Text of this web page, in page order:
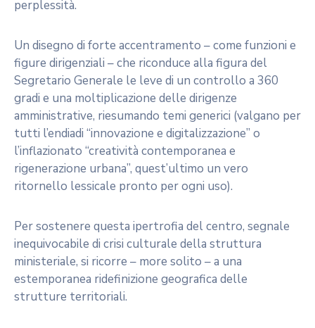
perplessità.
Un disegno di forte accentramento – come funzioni e
figure dirigenziali – che riconduce alla figura del
Segretario Generale le leve di un controllo a 360
gradi e una moltiplicazione delle dirigenze
amministrative, riesumando temi generici (valgano per
tutti l’endiadi “innovazione e digitalizzazione” o
l’inflazionato “creatività contemporanea e
rigenerazione urbana”, quest’ultimo un vero
ritornello lessicale pronto per ogni uso).
Per sostenere questa ipertrofia del centro, segnale
inequivocabile di crisi culturale della struttura
ministeriale, si ricorre – more solito – a una
estemporanea ridefinizione geografica delle
strutture territoriali.